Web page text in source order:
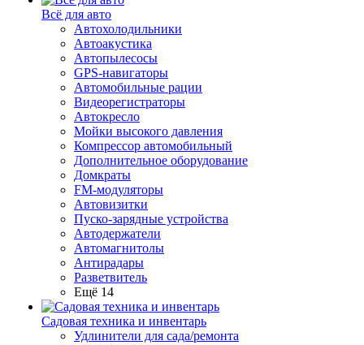
Всё для авто
Автохолодильники
Автоакустика
Автопылесосы
GPS-навигаторы
Автомобильные рации
Видеорегистраторы
Автокресло
Мойки высокого давления
Компрессор автомобильный
Дополнительное оборудование
Домкраты
FM-модуляторы
Автовизитки
Пуско-зарядные устройства
Автодержатели
Автомагнитолы
Антирадары
Разветвитель
Ещё 14
Садовая техника и инвентарь
Удлинители для сада/ремонта